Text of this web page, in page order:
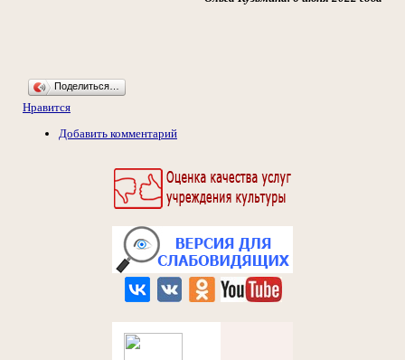
Поделиться…
Нравится
Добавить комментарий